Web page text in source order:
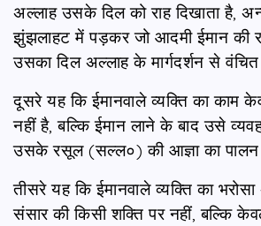
अल्लाह उसके दिल को राह दिखाता है,
झुंझलाहट में पड़कर जो आदमी ईमान की
उसका दिल अल्लाह के मार्गदर्शन से वंचित
दूसरे यह कि ईमानवाले व्यक्ति का काम
नहीं है, बल्कि ईमान लाने के बाद उसे
उसके रसूल (सल्ल०) की आज्ञा का पालन
तीसरे यह कि ईमानवाले व्यक्ति का
संसार की किसी शक्ति पर नहीं, बल्कि